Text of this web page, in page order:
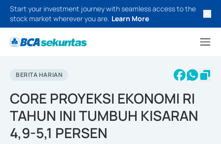
Start your investment journey with seamless access to the
stock market wherever you are. Learn More
BERITA HARIAN
CORE PROYEKSI EKONOMI RI
TAHUN INI TUMBUH KISARAN
4,9-5,1 PERSEN